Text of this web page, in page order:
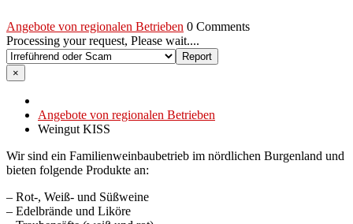
Angebote von regionalen Betrieben 0 Comments
Processing your request, Please wait....
×
Angebote von regionalen Betrieben
Weingut KISS
Wir sind ein Familienweinbaubetrieb im nördlichen Burgenland und
bieten folgende Produkte an:
– Rot-, Weiß- und Süßweine
– Edelbrände und Liköre